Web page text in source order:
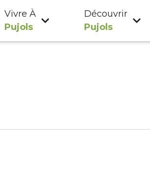
Vivre À
Pujols
Découvrir
Pujols